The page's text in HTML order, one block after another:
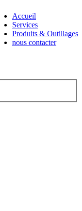
Accueil
Services
Produits & Outillages
nous contacter